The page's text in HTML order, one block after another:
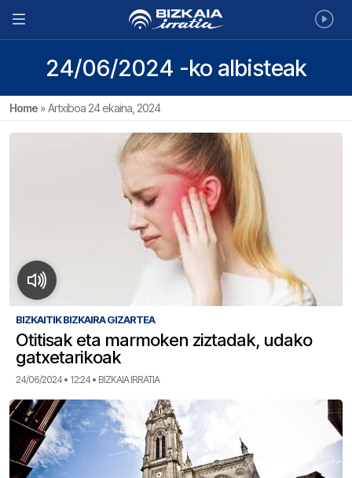
24/06/2024 -ko albisteak
Home »Artxiboa 24 ekaina, 2024
BIZKAITIK BIZKAIRA GIZARTEA
Otitisak eta marmoken ziztadak, udako
gatxetarikoak
24/06/2024 • 12:24 • BIZKAIA IRRATIA